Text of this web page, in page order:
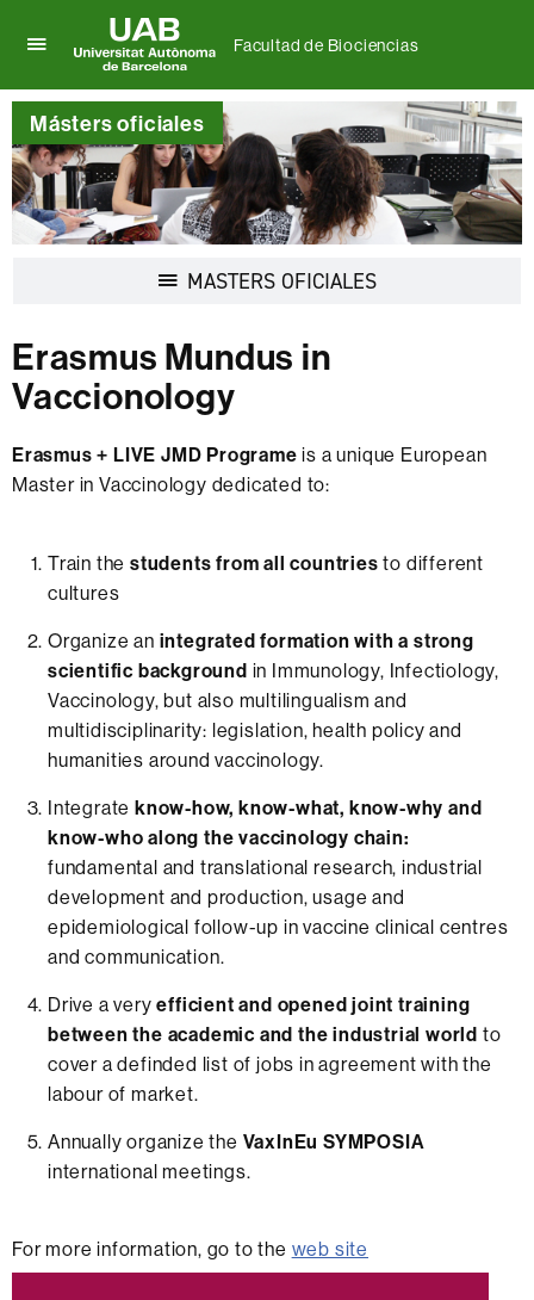
aquí
para
desplegar
el
menú
de
Facultad
Universitat
Autònoma
de
Barcelona
Facultad de Biociencias
Másters oficiales
MASTERS OFICIALESDesplegar
Erasmus Mundus in
Vaccionology
Erasmus + LIVE JMD Programeis a unique European
Master in Vaccinology dedicated to:
Train the students from all countriesto different
cultures
Organize an integrated formation with a strong
scientific background in Immunology, Infectiology,
Vaccinology, but also multilingualism and
multidisciplinarity: legislation, health policy and
humanities around vaccinology.
Integrate know-how, know-what, know-why and
know-who along the vaccinology chain:
fundamental and translational research, industrial
development and production, usage and
epidemiological follow-up in vaccine clinical centres
and communication.
Drive a veryefficient and opened joint training
between the academic and the industrial world to
cover a definded list of jobs in agreement with the
labour of market.
Annually organize the VaxInEu SYMPOSIA
international meetings.
For more information, go to the web site
Información